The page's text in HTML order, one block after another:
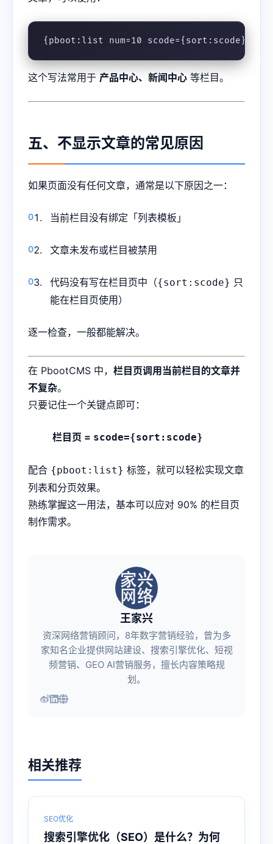
{pboot:list num=10 scode={sort:scode}
这个写法常用于 产品中心、新闻中心 等栏目。
五、不显示文章的常见原因
如果页面没有任何文章，通常是以下原因之一：
当前栏目没有绑定「列表模板」
文章未发布或栏目被禁用
代码没有写在栏目页中（{sort:scode} 只
能在栏目页使用）
逐一检查，一般都能解决。
在 PbootCMS 中， 栏目页调用当前栏目的文章并
不复杂。
只要记住一个关键点即可：
栏目页 = scode={sort:scode}
配合 {pboot:list} 标签，就可以轻松实现文章
列表和分页效果。
熟练掌握这一用法，基本可以应对 90% 的栏目页
制作需求。
王家兴
资深网络营销顾问，8年数字营销经验，曾为多
家知名企业提供网站建设、搜索引擎优化、短视
频营销、GEO AI营销服务，擅长内容策略规
划。
相关推荐
SEO优化
搜索引擎优化（SEO）是什么？为何